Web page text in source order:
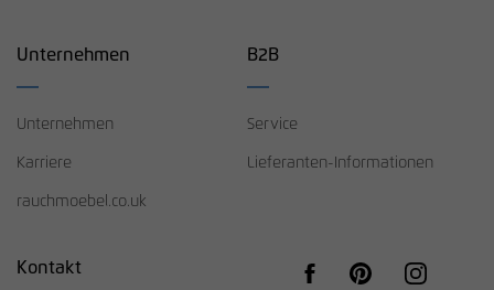
Unternehmen
Unternehmen
Karriere
rauchmoebel.co.uk
B2B
Service
Lieferanten-Informationen
Kontakt